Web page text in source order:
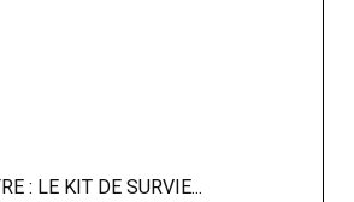
: LE KIT DE SURVIE...